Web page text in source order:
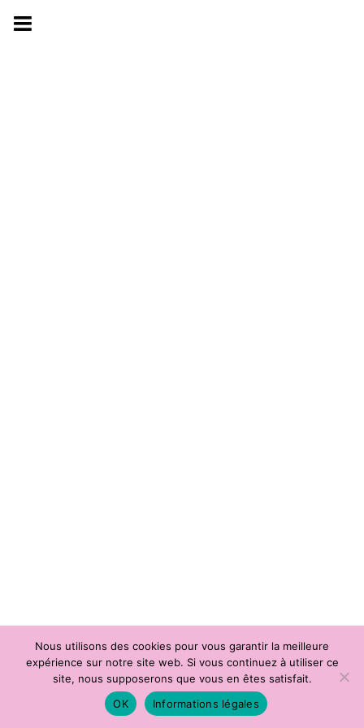
details
Nous utilisons des cookies pour vous garantir la meilleure
expérience sur notre site web. Si vous continuez à utiliser ce
site, nous supposerons que vous en êtes satisfait.
OK
Informations légales